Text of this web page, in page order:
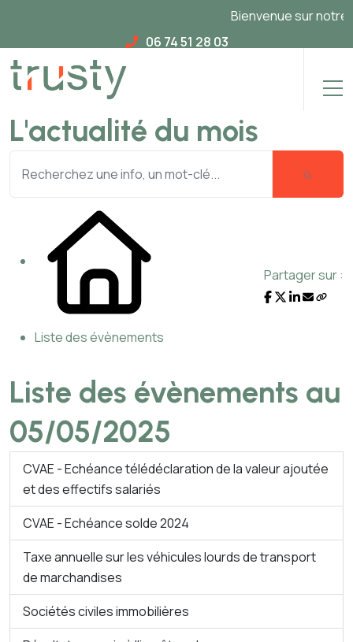
Bienvenue sur notre
06 74 51 28 03
L'actualité du mois
Liste des évènements
Partager sur :
Liste des évènements au
05/05/2025
CVAE - Echéance télédéclaration de la valeur ajoutée
et des effectifs salariés
CVAE - Echéance solde 2024
Taxe annuelle sur les véhicules lourds de transport
de marchandises
Sociétés civiles immobilières